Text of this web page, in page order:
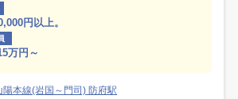
円以上。
万円～
陽本線(岩国～門司) 防府駅